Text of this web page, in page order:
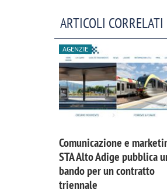
ARTICOLI CORRELATI
AGENZIE
Comunicazione e
STA Alto Adige pubblica
bando per un contratto
triennale
un brand food:
devono
«La
amplificare